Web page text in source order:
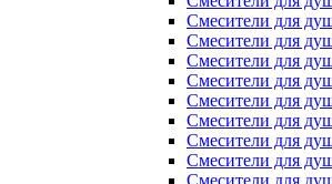
Смесители для
Смесители для
Смесители для
Смесители для
Смесители для
Смесители для
Смесители для
Смесители для
Смесители для